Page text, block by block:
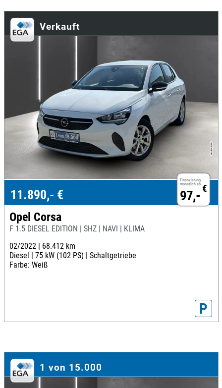
Verkauft
Finanzierung
monatlich ab €
97,-
11.890,- €
Opel Corsa
F 1.5 DIESEL EDITION | SHZ | NAVI | KLIMA
02/2022 | 68.412 km
Diesel | 75 kW (102 PS) | Schaltgetriebe
Farbe: Weiß
P
1 von 15.000